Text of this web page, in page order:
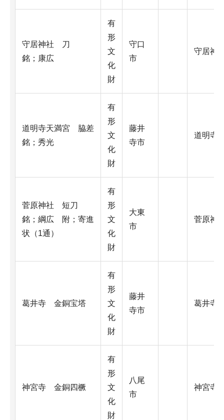
守居神社 刀
銘；康広
有
形
文
化
財
守口
市
守居神
道明寺天満宮 脇差
銘；秀光
有
形
文
化
財
藤井
寺市
道明寺
菅原神社 短刀
銘；綱広 附；寄進
状（1通）
有
形
文
化
財
大東
市
菅原神
葛井寺 金銅宝塔
有
形
文
化
財
藤井
寺市
葛井寺
神宮寺 金銅四橛
有
形
文
化
財
八尾
市
神宮寺